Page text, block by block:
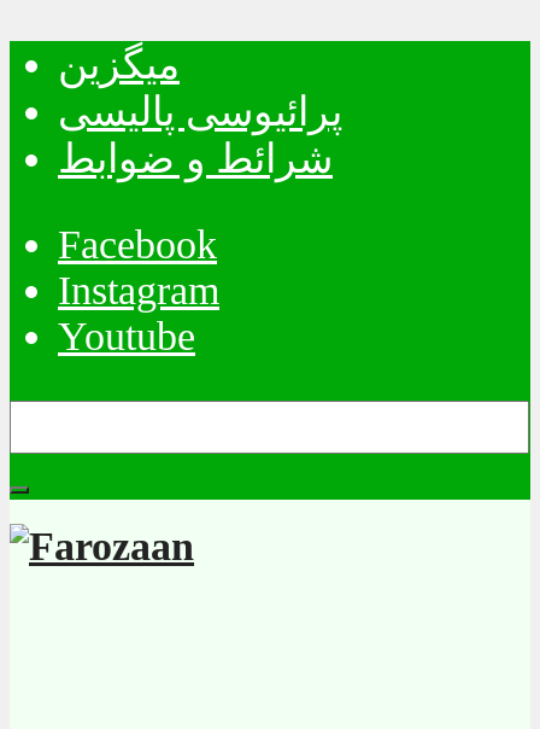
میگزین
پرائیوسی پالیسی
شرائط و ضوابط
Facebook
Instagram
Youtube